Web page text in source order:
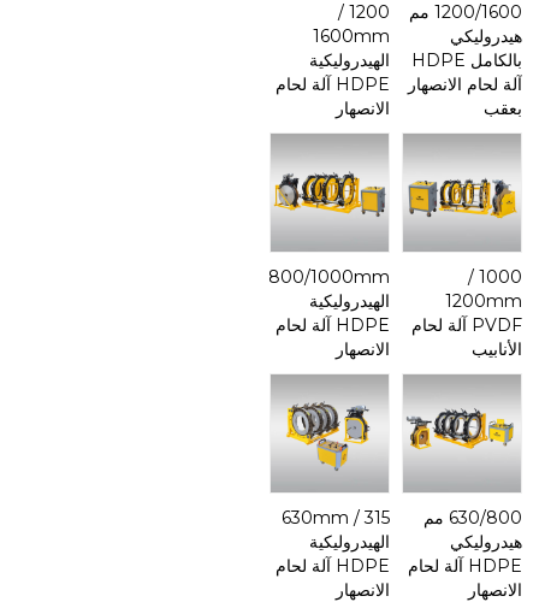
1200/1600 مم
هيدروليكي
بالكامل HDPE
آلة لحام الانصهار
بعقب
1200 /
1600mm
الهيدروليكية
HDPE آلة لحام
الانصهار
1000 /
1200mm
PVDF آلة لحام
الأنابيب
800/1000mm
الهيدروليكية
HDPE آلة لحام
الانصهار
630/800 مم
هيدروليكي
HDPE آلة لحام
الانصهار
315 / 630mm
الهيدروليكية
HDPE آلة لحام
الانصهار